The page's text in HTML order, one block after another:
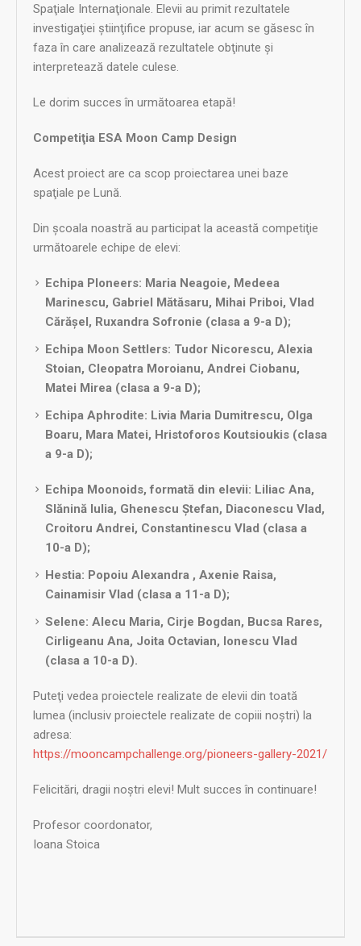
Spaţiale Internaţionale. Elevii au primit rezultatele
investigaţiei ştiinţifice propuse, iar acum se găsesc în
faza în care analizează rezultatele obţinute şi
interpretează datele culese.
Le dorim succes în următoarea etapă!
Competiţia ESA Moon Camp Design
Acest proiect are ca scop proiectarea unei baze
spaţiale pe Lună.
Din şcoala noastră au participat la această competiţie
următoarele echipe de elevi:
Echipa PIoneers: Maria Neagoie, Medeea
Marinescu, Gabriel Mătăsaru, Mihai Priboi, Vlad
Cărășel, Ruxandra Sofronie (clasa a 9-a D);
Echipa Moon Settlers: Tudor Nicorescu, Alexia
Stoian, Cleopatra Moroianu, Andrei Ciobanu,
Matei Mirea (clasa a 9-a D);
Echipa Aphrodite: Livia Maria Dumitrescu, Olga
Boaru, Mara Matei, Hristoforos Koutsioukis (clasa
a 9-a D);
Echipa Moonoids, formată din elevii: Liliac Ana,
Slănină Iulia, Ghenescu Ștefan, Diaconescu Vlad,
Croitoru Andrei, Constantinescu Vlad (clasa a
10-a D);
Hestia: Popoiu Alexandra , Axenie Raisa,
Cainamisir Vlad (clasa a 11-a D);
Selene: Alecu Maria, Cirje Bogdan, Bucsa Rares,
Cirligeanu Ana, Joita Octavian, Ionescu Vlad
(clasa a 10-a D).
Puteţi vedea proiectele realizate de elevii din toată
lumea (inclusiv proiectele realizate de copiii noştri) la
adresa:
https://mooncampchallenge.org/pioneers-gallery-2021/
Felicitări, dragii noştri elevi! Mult succes în continuare!
Profesor coordonator,
Ioana Stoica